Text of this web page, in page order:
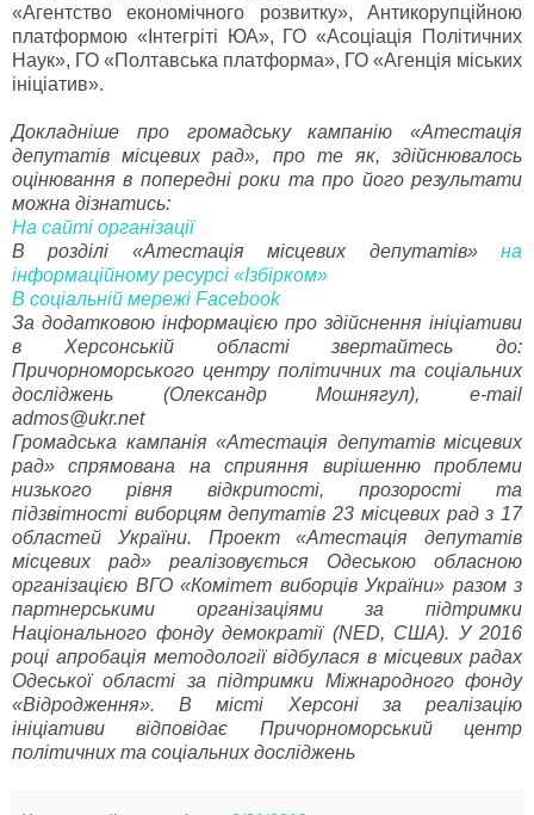
«Агентство економічного розвитку», Антикорупційною
платформою «Інтегріті ЮА», ГО «Асоціація Політичних
Наук», ГО «Полтавська платформа», ГО «Агенція міських
ініціатив».
Докладніше про громадську кампанію «Атестація
депутатів місцевих рад», про те як, здійснювалось
оцінювання в попередні роки та про його результати
можна дізнатись:
На сайті організації
В розділі «Атестація місцевих депутатів»на
інформаційному ресурсі «Ізбірком»
В соціальній мережі Facebook
За додатковою інформацією про здійснення ініціативи
в Херсонській області звертайтесь до:
Причорноморського центру політичних та соціальних
досліджень (Олександр Мошнягул), e-mail
admos@ukr.net
Громадська кампанія «Атестація депутатів місцевих
рад» спрямована на сприяння вирішенню проблеми
низького рівня відкритості, прозорості та
підзвітності виборцям депутатів 23 місцевих рад з 17
областей України. Проект «Атестація депутатів
місцевих рад» реалізовується Одеською обласною
організацією ВГО «Комітет виборців України» разом з
партнерськими організаціями за підтримки
Національного фонду демократії (NED, США). У 2016
році апробація методології відбулася в місцевих радах
Одеської області за підтримки Міжнародного фонду
«Відродження». В місті Херсоні за реалізацію
ініціативи відповідає Причорноморський центр
політичних та соціальних досліджень